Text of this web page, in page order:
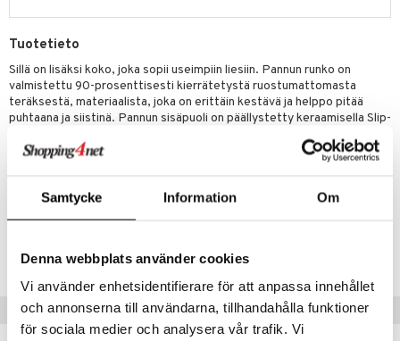
Samtycke Information Om
Denna webbplats använder cookies
Vi använder enhetsidentifierare för att anpassa innehållet
och annonserna till användarna, tillhandahålla funktioner
för sociala medier och analysera vår trafik. Vi
Tuotetieto
Sillä on lisäksi koko, joka sopii useimpiin liesiin. Pannun runko on
valmistettu 90-prosenttisesti kierrätetystä ruostumattomasta
teräksestä, materiaalista, joka on erittäin kestävä ja helppo pitää
puhtaana ja siistinä. Pannun sisäpuoli on päällystetty keraamisella Slip-
palamisen, mikä helpottaa ruoanlaittoa ja puhdistusta. Pannu kestää
lämpötiloja jopa 400 °C:seen, on naarmuuntumaton ja toimii kaikilla
ITY24-20-XX
Suositut tuotteet